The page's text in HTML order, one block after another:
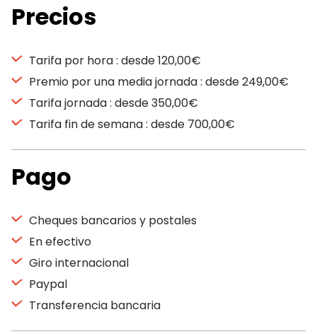
Precios
Tarifa por hora : desde 120,00€
Premio por una media jornada : desde 249,00€
Tarifa jornada : desde 350,00€
Tarifa fin de semana : desde 700,00€
Pago
Cheques bancarios y postales
En efectivo
Giro internacional
Paypal
Transferencia bancaria